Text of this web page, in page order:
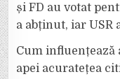
și FD au votat
a abținut, iar USR
Cum influențează
apei acuratețea